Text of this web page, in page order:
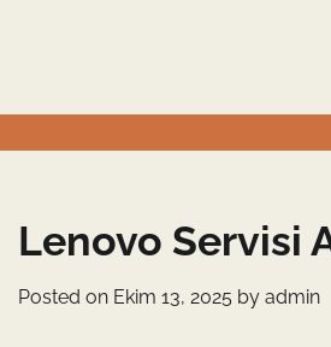
Lenovo Servisi
Posted on Ekim 13, 2025 by admin